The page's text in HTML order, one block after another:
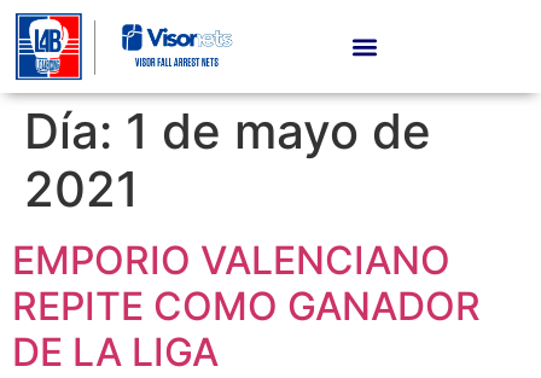
Día: 1 de mayo de
2021
EMPORIO VALENCIANO
REPITE COMO GANADOR
DE LA LIGA